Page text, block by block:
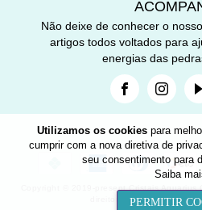
Utilizamos os cookies para
cumprir com a nova diretiva de
seu consentimento para
Saiba
PERMITIR
Não deixe de conhecer o nosso
artigos todos voltados para
energias das
Facebook
Copyright © 2019-present Cristais Aquarius
direitos reservados.